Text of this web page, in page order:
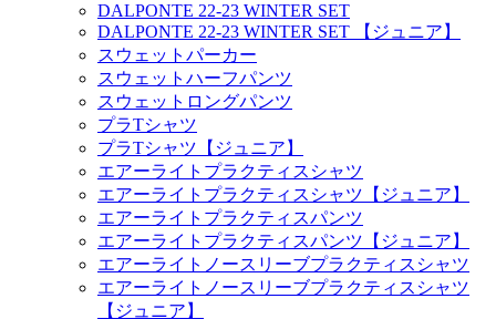
DALPONTE 22-23 WINTER SET
DALPONTE 22-23 WINTER SET 【ジュニア】
スウェットパーカー
スウェットハーフパンツ
スウェットロングパンツ
プラTシャツ
プラTシャツ【ジュニア】
エアーライトプラクティスシャツ
エアーライトプラクティスシャツ【ジュニア】
エアーライトプラクティスパンツ
エアーライトプラクティスパンツ【ジュニア】
エアーライトノースリーブプラクティスシャツ
エアーライトノースリーブプラクティスシャツ
【ジュニア】